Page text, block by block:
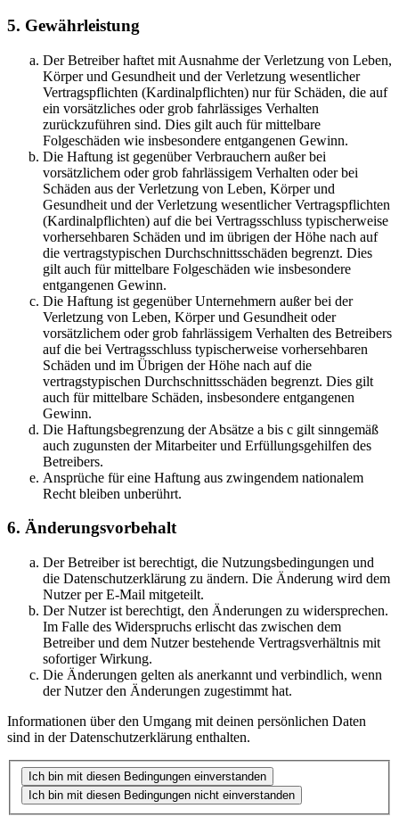
5. Gewährleistung
Der Betreiber haftet mit Ausnahme der Verletzung von Leben,
Körper und Gesundheit und der Verletzung wesentlicher
Vertragspflichten (Kardinalpflichten) nur für Schäden, die auf
ein vorsätzliches oder grob fahrlässiges Verhalten
zurückzuführen sind. Dies gilt auch für mittelbare
Folgeschäden wie insbesondere entgangenen Gewinn.
Die Haftung ist gegenüber Verbrauchern außer bei
vorsätzlichem oder grob fahrlässigem Verhalten oder bei
Schäden aus der Verletzung von Leben, Körper und
Gesundheit und der Verletzung wesentlicher Vertragspflichten
(Kardinalpflichten) auf die bei Vertragsschluss typischerweise
vorhersehbaren Schäden und im übrigen der Höhe nach auf
die vertragstypischen Durchschnittsschäden begrenzt. Dies
gilt auch für mittelbare Folgeschäden wie insbesondere
entgangenen Gewinn.
Die Haftung ist gegenüber Unternehmern außer bei der
Verletzung von Leben, Körper und Gesundheit oder
vorsätzlichem oder grob fahrlässigem Verhalten des Betreibers
auf die bei Vertragsschluss typischerweise vorhersehbaren
Schäden und im Übrigen der Höhe nach auf die
vertragstypischen Durchschnittsschäden begrenzt. Dies gilt
auch für mittelbare Schäden, insbesondere entgangenen
Gewinn.
Die Haftungsbegrenzung der Absätze a bis c gilt sinngemäß
auch zugunsten der Mitarbeiter und Erfüllungsgehilfen des
Betreibers.
Ansprüche für eine Haftung aus zwingendem nationalem
Recht bleiben unberührt.
6. Änderungsvorbehalt
Der Betreiber ist berechtigt, die Nutzungsbedingungen und
die Datenschutzerklärung zu ändern. Die Änderung wird dem
Nutzer per E-Mail mitgeteilt.
Der Nutzer ist berechtigt, den Änderungen zu widersprechen.
Im Falle des Widerspruchs erlischt das zwischen dem
Betreiber und dem Nutzer bestehende Vertragsverhältnis mit
sofortiger Wirkung.
Die Änderungen gelten als anerkannt und verbindlich, wenn
der Nutzer den Änderungen zugestimmt hat.
Informationen über den Umgang mit deinen persönlichen Daten
sind in der Datenschutzerklärung enthalten.